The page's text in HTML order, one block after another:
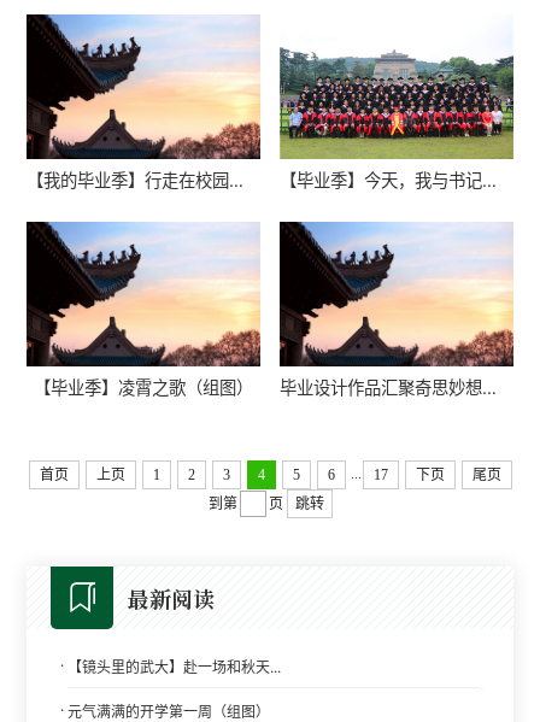
【我的毕业季】行走在校园（组图） 【毕业季】今天，我与书记校长同框
【毕业季】凌霄之歌（组图） 毕业设计作品汇聚奇思妙想（组图）
首页 上页 1 2 3 4 5 6 ... 17 下页
尾页
到第
页 跳转
最新阅读
· 【镜头里的武大】赴一场和秋天...
· 元气满满的开学第一周（组图）